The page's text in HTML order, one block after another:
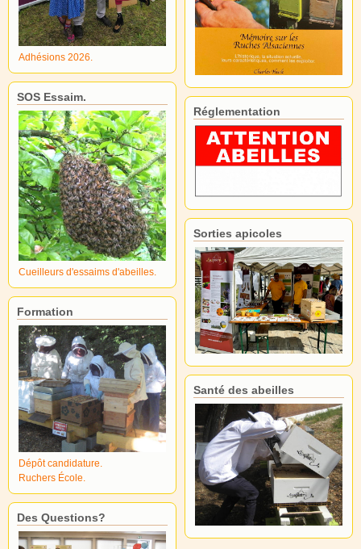
Adhésions 2026.
SOS Essaim.
Cueilleurs d'essaims d'abeilles.
Formation
Dépôt candidature.
Ruchers École.
Des Questions?
Réglementation
Sorties apicoles
Santé des abeilles